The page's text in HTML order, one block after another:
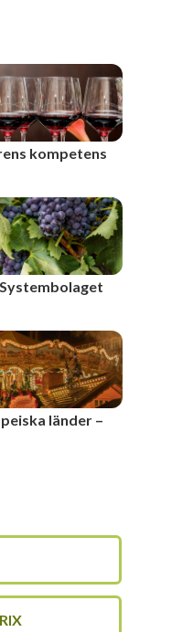
kompetens
länder –